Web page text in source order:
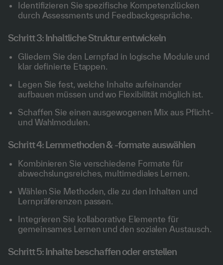
Identifizieren Sie spezifische Kompetenzlücken
durch Assessments und Feedbackgespräche.
Schritt 3: Inhaltliche Struktur entwickeln
Gliedern Sie den Lernpfad in logische Module und
klar definierte Etappen.
Legen Sie fest, welche Inhalte aufeinander
aufbauen müssen und wo Flexibilität möglich ist.
Schaffen Sie einen ausgewogenen Mix aus Pflicht-
und Wahlmodulen.
Schritt 4: Lernmethoden & -formate auswählen
Kombinieren Sie verschiedene Formate für
abwechslungsreiches, multimediales Lernen.
Wählen Sie Methoden, die zu den Inhalten und
Lernpräferenzen passen.
Integrieren Sie kollaborative Elemente für
gemeinsames Lernen und den sozialen Austausch.
Schritt 5: Inhalte beschaffen oder erstellen